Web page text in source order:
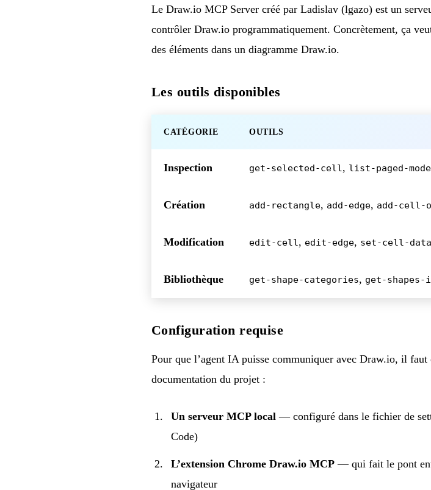
Le Draw.io MCP Server créé par Ladislav (lgazo) est un
contrôler Draw.io programmatiquement. Concrètement, ça
des éléments dans un diagramme Draw.io.
Les outils disponibles
CATÉGORIE OUTILS
Inspection get-selected-cell , list-paged-
Création add-rectangle, add-edge, add-cell-
Modification edit-cell , edit-edge, set-cell-data
Bibliothèque get-shape-categories, get-shapes-
Configuration requise
Pour que l’agent IA puisse communiquer avec Draw.io, il
documentation du projet :
Un serveur MCP local — configuré dans le fichier de
Code)
L’extension Chrome Draw.io MCP — qui fait le pont
navigateur